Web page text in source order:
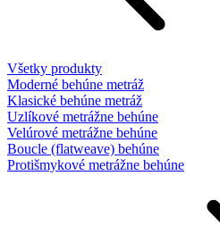
Všetky produkty
Moderné behúne metráž
Klasické behúne metráž
Uzlíkové metrážne behúne
Velúrové metrážne behúne
Boucle (flatweave) behúne
Protišmykové metrážne behúne